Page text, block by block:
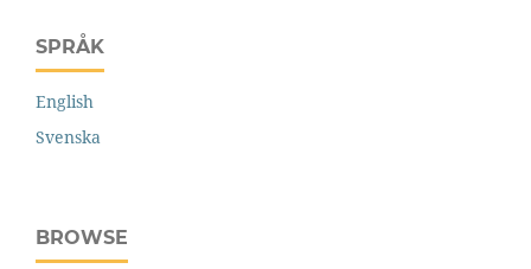
SPRÅK
English
Svenska
BROWSE